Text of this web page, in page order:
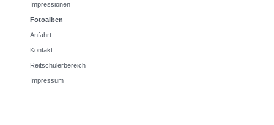
Impressionen
Fotoalben
Anfahrt
Kontakt
Reitschülerbereich
Impressum